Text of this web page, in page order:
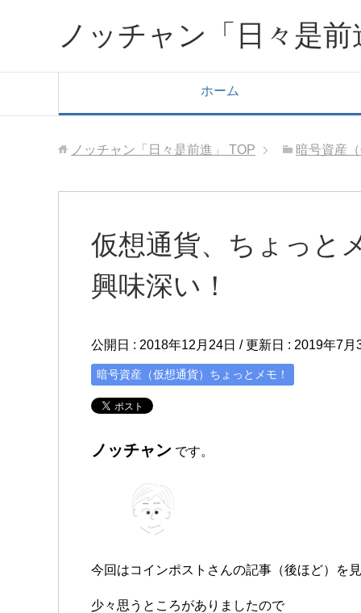
ノッチャン「日々是前
ホーム
ノッチャン「日々是前進」 TOP 暗号資産
仮想通貨、ちょっと
興味深い！
公開日 : 2018年12月24日 / 更新日 : 2019年7月
暗号資産（仮想通貨）ちょっとメモ！
ノッチャン です。
今回はコインポストさんの記事（後ほど）を
少々思うところがありましたので